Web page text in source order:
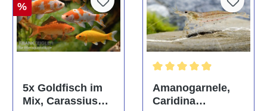
%
5x Goldfisch im
Mix, Carassius
Amanogarnele,
Caridina